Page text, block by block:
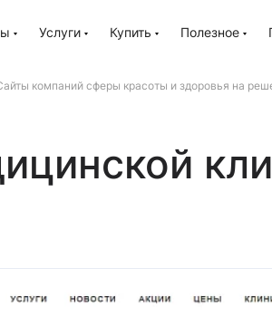
Услуги Купить Полезное
компаний сферы красоты и здоровья на